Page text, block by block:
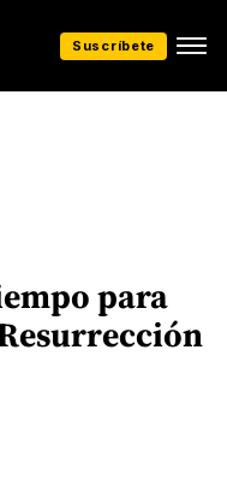
Suscríbete
para